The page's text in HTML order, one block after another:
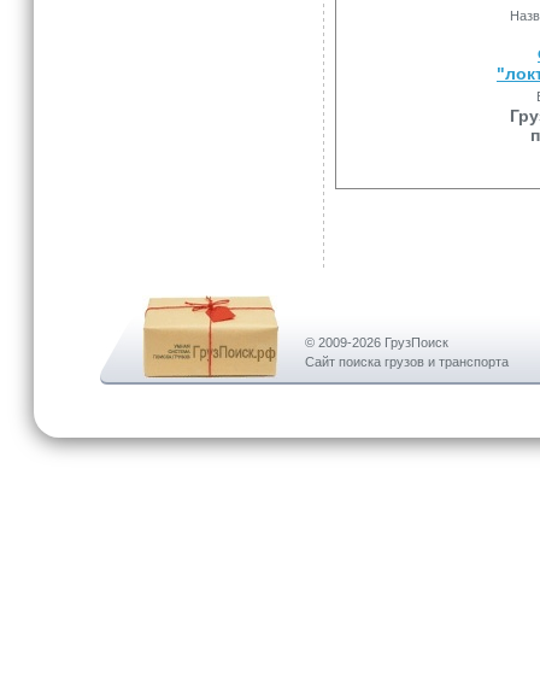
© 2009-2026 ГрузПоиск
Сайт поиска грузов и транспорта